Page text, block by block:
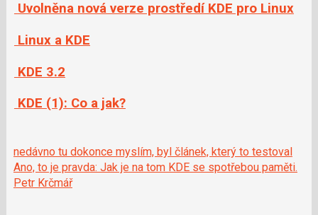
Uvolněna nová verze prostředí KDE pro Linux
Linux a KDE
KDE 3.2
KDE (1): Co a jak?
nedávno tu dokonce myslím, byl článek, který to testoval
Ano, to je pravda: Jak je na tom KDE se spotřebou paměti.
Petr Krčmář